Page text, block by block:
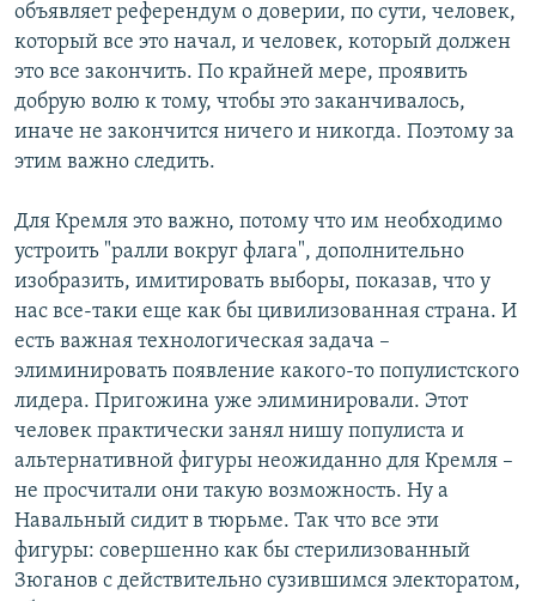
объявляет референдум о доверии, по сути, человек,
который все это начал, и человек, который должен
это все закончить. По крайней мере, проявить
добрую волю к тому, чтобы это заканчивалось,
иначе не закончится ничего и никогда. Поэтому за
этим важно следить.
Для Кремля это важно, потому что им необходимо
устроить "ралли вокруг флага", дополнительно
изобразить, имитировать выборы, показав, что у
нас все-таки еще как бы цивилизованная страна. И
есть важная технологическая задача –
элиминировать появление какого-то популистского
лидера. Пригожина уже элиминировали. Этот
человек практически занял нишу популиста и
альтернативной фигуры неожиданно для Кремля –
не просчитали они такую возможность. Ну а
Навальный сидит в тюрьме. Так что все эти
фигуры: совершенно как бы стерилизованный
Зюганов с действительно сузившимся электоратом,